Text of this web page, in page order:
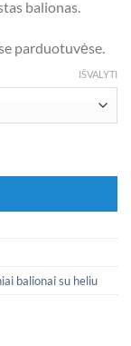
balionas.
parduotuvėse.
IŠVALYTI
balionai su heliu